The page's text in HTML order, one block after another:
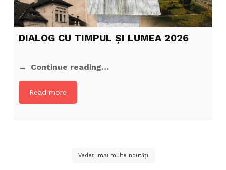
DIALOG CU TIMPUL ȘI LUMEA 2026
Continue reading…
Read more
Vedeți mai multe noutăți